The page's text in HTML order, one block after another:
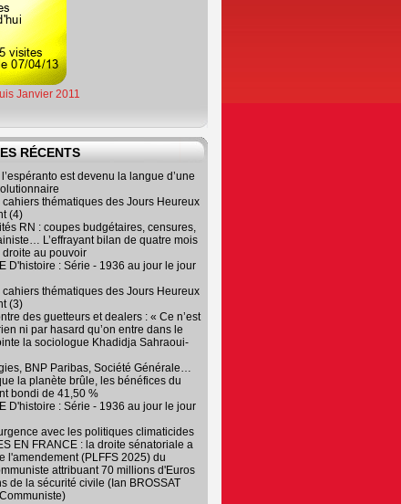
Janvier 2011
RÉCENTS
est devenu la langue d’une
cahiers thématiques des Jours Heureux
(4)
RN : coupes budgétaires, censures,
L’effrayant bilan de quatre mois
droite au pouvoir
D'histoire : Série - 1936 au jour le jour
cahiers thématiques des Jours Heureux
(3)
des guetteurs et dealers : « Ce n’est
ni par hasard qu’on entre dans le
la sociologue Khadidja Sahraoui-
BNP Paribas, Société Générale…
la planète brûle, les bénéfices du
bondi de 41,50 %
D'histoire : Série - 1936 au jour le jour
avec les politiques climaticides
EN FRANCE : la droite sénatoriale a
l'amendement (PLFFS 2025) du
attribuant 70 millions d'Euros
de la sécurité civile (Ian BROSSAT